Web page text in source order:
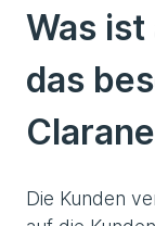
Was
das
Die Kunden